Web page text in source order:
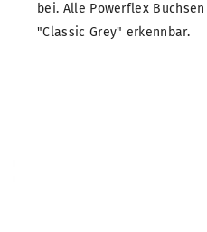
bei. Alle Powerflex
"Classic Grey" erkennbar.